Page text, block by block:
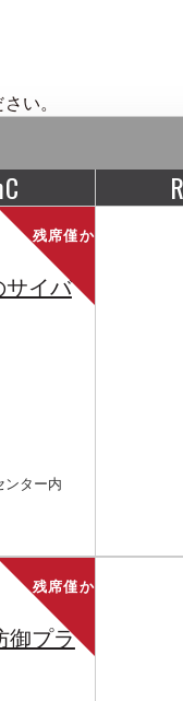
い。
残席僅か
サイバ
ンター内
残席僅か
御プラ